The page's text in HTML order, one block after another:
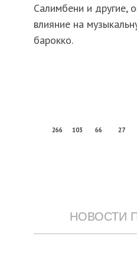
Салимбени и другие,
влияние на
барокко.
266 103 66 27
НОВОСТИ